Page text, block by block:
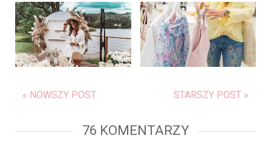
« NOWSZY POST STARSZY POST »
76 KOMENTARZY